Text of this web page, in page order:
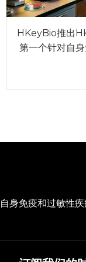
HKeyBio推出
第一个针对自
身免疫和过敏性疾